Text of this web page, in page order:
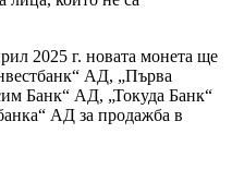
2025 г. новата монета ще
АД, „Първа
Банк“ АД, „Токуда Банк“
АД за продажба в